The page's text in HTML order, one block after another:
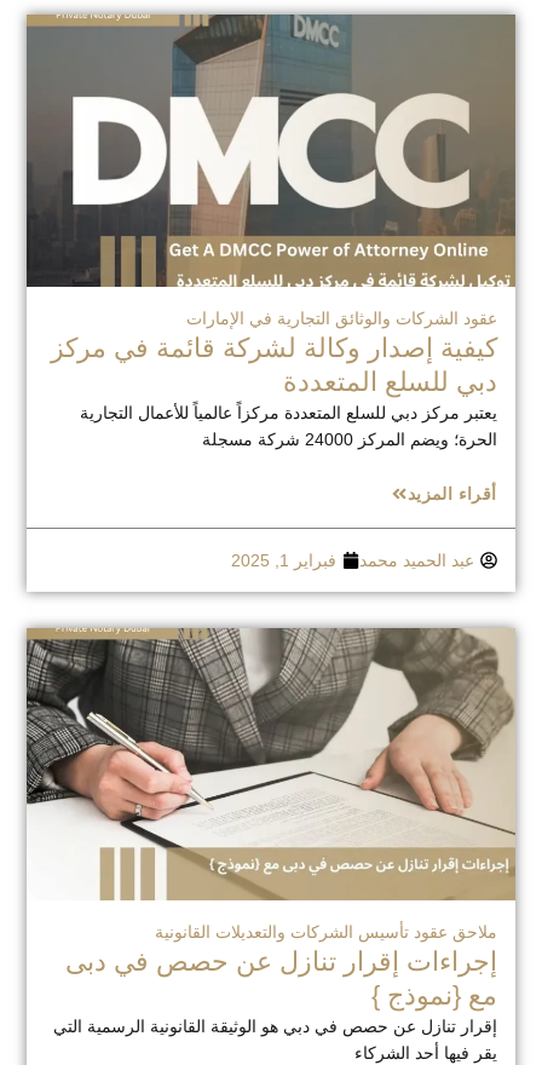
عقود الشركات والوثائق التجارية في الإمارات
كيفية إصدار وكالة لشركة قائمة في مركز
دبي للسلع المتعددة
يعتبر مركز دبي للسلع المتعددة مركزاً عالمياً للأعمال التجارية
الحرة؛ ويضم المركز 24000 شركة مسجلة
أقراء المزيد
عبد الحميد محمد فبراير 1, 2025
ملاحق عقود تأسيس الشركات والتعديلات القانونية
إجراءات إقرار تنازل عن حصص في دبى
مع {نموذج }
إقرار تنازل عن حصص في دبي هو الوثيقة القانونية الرسمية التي
يقر فيها أحد الشركاء